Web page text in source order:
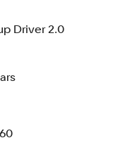
Driver 2.0